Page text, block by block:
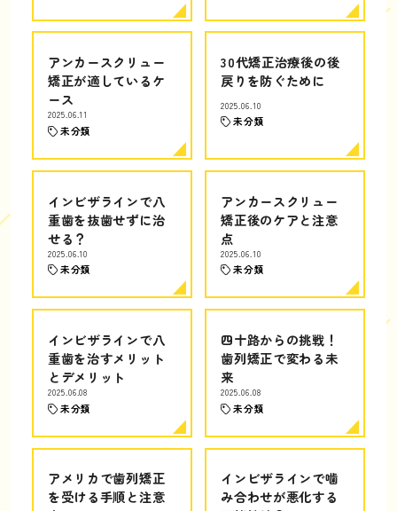
アンカースクリュー
矯正が適しているケ
ース
2025.06.11
未分類
30代矯正治療後の後
戻りを防ぐために
2025.06.10
未分類
インビザラインで八
重歯を抜歯せずに治
せる？
2025.06.10
未分類
アンカースクリュー
矯正後のケアと注意
点
2025.06.10
未分類
インビザラインで八
重歯を治すメリット
とデメリット
2025.06.08
未分類
四十路からの挑戦！
歯列矯正で変わる未
来
2025.06.08
未分類
アメリカで歯列矯正
を受ける手順と注意
インビザラインで噛
み合わせが悪化する